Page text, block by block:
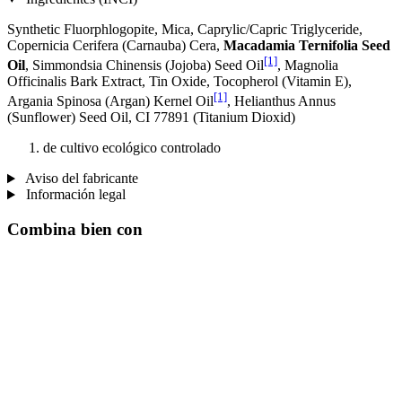
Synthetic Fluorphlogopite, Mica, Caprylic/Capric Triglyceride,
Copernicia Cerifera (Carnauba) Cera, Macadamia Ternifolia Seed
Oil, Simmondsia Chinensis (Jojoba) Seed Oil[1], Magnolia
Officinalis Bark Extract, Tin Oxide, Tocopherol (Vitamin E),
Argania Spinosa (Argan) Kernel Oil[1], Helianthus Annus
(Sunflower) Seed Oil, CI 77891 (Titanium Dioxid)
de cultivo ecológico controlado
Aviso del fabricante
Información legal
Combina bien con